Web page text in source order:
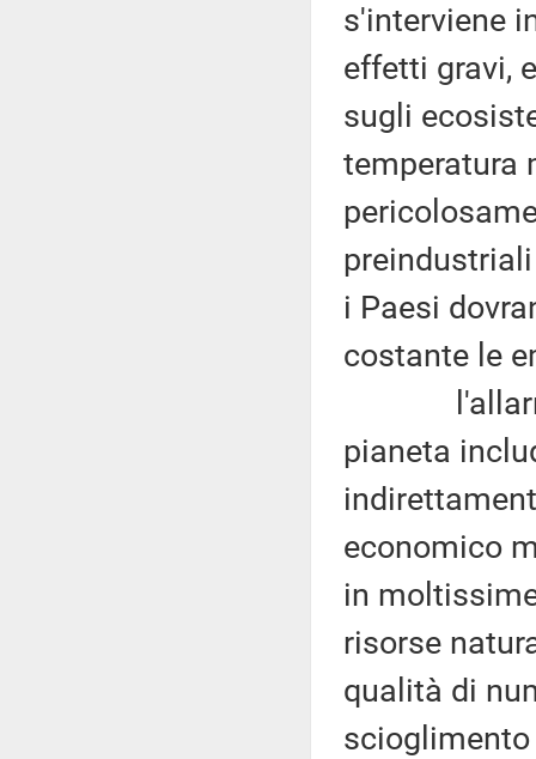
s'interviene
effetti gravi,
sugli
temperatura
i Paesi
costante le
l'allarme
pianeta
economico
in
risorse
qualità di